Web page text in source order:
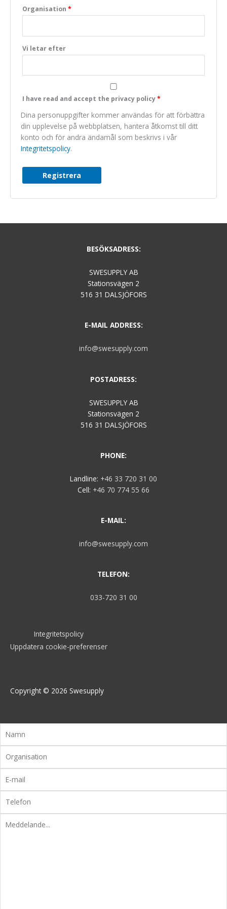
Organisation *
Vi letar efter
I have read and accept the privacy policy*
Dina personuppgifter kommer användas för att förbättra
din upplevelse på webbplatsen, hantera åtkomst till ditt
konto och för andra ändamål som beskrivs i vår
Integritetspolicy.
Registrera
BESÖKSADRESS:
SWESUPPLY AB
Stationsvägen 2
516 31 DALSJÖFORS
E-MAIL ADDRESS:
info@swesupply.com
POSTADRESS:
SWESUPPLY AB
Stationsvägen 2
516 31 DALSJÖFORS
PHONE:
Landline: +46 33 720 31 00
Cell: +46 70 774 55 66
E-MAIL:
info@swesupply.com
TELEFON:
033-720 31 00
Integritetspolicy
Uppdatera cookie-preferenser
Copyright © 2026 Swesupply
Marknadsföring
this one.